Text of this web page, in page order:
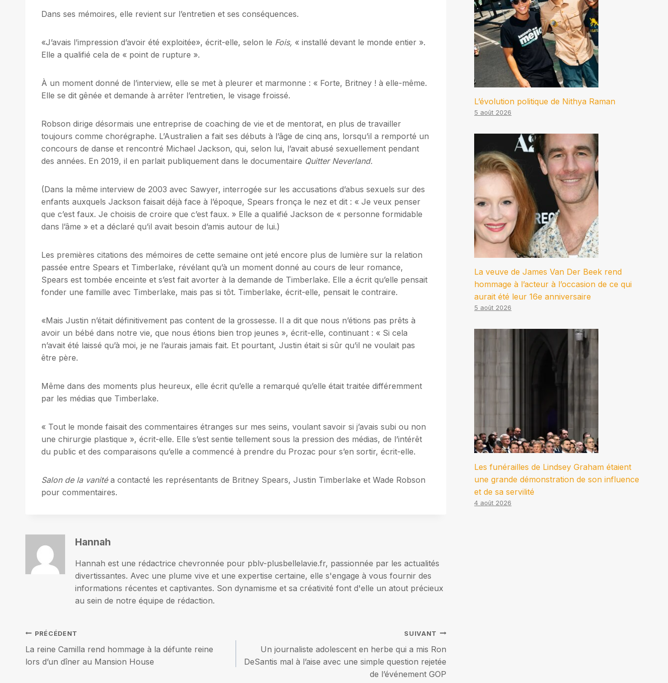
Dans ses mémoires, elle revient sur l’entretien et ses conséquences.
«J’avais l’impression d’avoir été exploitée», écrit-elle, selon le Fois, « installé devant le monde entier ».
Elle a qualifié cela de « point de rupture ».
À un moment donné de l’interview, elle se met à pleurer et marmonne : « Forte, Britney ! à elle-même.
Elle se dit gênée et demande à arrêter l’entretien, le visage froissé.
Robson dirige désormais une entreprise de coaching de vie et de mentorat, en plus de travailler
toujours comme chorégraphe. L’Australien a fait ses débuts à l’âge de cinq ans, lorsqu’il a remporté un
concours de danse et rencontré Michael Jackson, qui, selon lui, l’avait abusé sexuellement pendant
des années. En 2019, il en parlait publiquement dans le documentaire Quitter Neverland.
(Dans la même interview de 2003 avec Sawyer, interrogée sur les accusations d’abus sexuels sur des
enfants auxquels Jackson faisait déjà face à l’époque, Spears fronça le nez et dit : « Je veux penser
que c’est faux. Je choisis de croire que c’est faux. » Elle a qualifié Jackson de « personne formidable
dans l’âme » et a déclaré qu’il avait besoin d’amis autour de lui.)
Les premières citations des mémoires de cette semaine ont jeté encore plus de lumière sur la relation
passée entre Spears et Timberlake, révélant qu’à un moment donné au cours de leur romance,
Spears est tombée enceinte et s’est fait avorter à la demande de Timberlake. Elle a écrit qu’elle pensait
fonder une famille avec Timberlake, mais pas si tôt. Timberlake, écrit-elle, pensait le contraire.
«Mais Justin n’était définitivement pas content de la grossesse. Il a dit que nous n’étions pas prêts à
avoir un bébé dans notre vie, que nous étions bien trop jeunes », écrit-elle, continuant : « Si cela
n’avait été laissé qu’à moi, je ne l’aurais jamais fait. Et pourtant, Justin était si sûr qu’il ne voulait pas
être père.
Même dans des moments plus heureux, elle écrit qu’elle a remarqué qu’elle était traitée différemment
par les médias que Timberlake.
« Tout le monde faisait des commentaires étranges sur mes seins, voulant savoir si j’avais subi ou non
une chirurgie plastique », écrit-elle. Elle s’est sentie tellement sous la pression des médias, de l’intérêt
du public et des comparaisons qu’elle a commencé à prendre du Prozac pour s’en sortir, écrit-elle.
Salon de la vanitéa contacté les représentants de Britney Spears, Justin Timberlake et Wade Robson
pour commentaires.
Hannah
Hannah est une rédactrice chevronnée pour pblv-plusbellelavie.fr, passionnée par les actualités
divertissantes. Avec une plume vive et une expertise certaine, elle s'engage à vous fournir des
informations récentes et captivantes. Son dynamisme et sa créativité font d'elle un atout précieux
au sein de notre équipe de rédaction.
Navigation
de
PRÉCÉDENT
La reine Camilla rend hommage à la défunte reine
lors d’un dîner au Mansion House
SUIVANT
Un journaliste adolescent en herbe qui a mis Ron
DeSantis mal à l’aise avec une simple question rejetée
de l’événement GOP
L’évolution politique de Nithya Raman
5 août 2026
La veuve de James Van Der Beek rend
hommage à l’acteur à l’occasion de ce qui
aurait été leur 16e anniversaire
5 août 2026
Les funérailles de Lindsey Graham étaient
une grande démonstration de son influence
et de sa servilité
4 août 2026